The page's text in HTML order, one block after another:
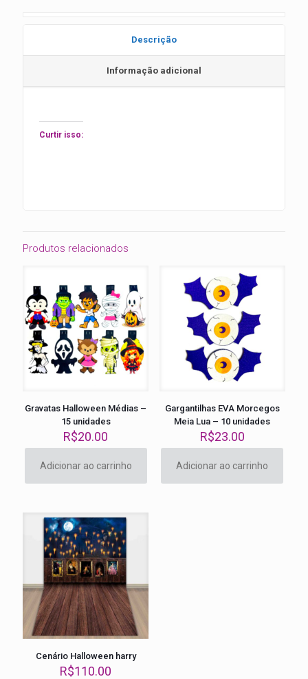
Descrição
Informação adicional
Curtir isso:
Produtos relacionados
Gravatas Halloween Médias –
15 unidades
R$20.00
Adicionar ao carrinho
Gargantilhas EVA Morcegos
Meia Lua – 10 unidades
R$23.00
Adicionar ao carrinho
Cenário Halloween harry
R$110.00